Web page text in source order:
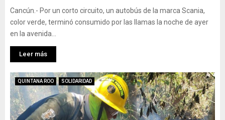
Cancún.- Por un corto circuito, un autobús de la marca Scania,
color verde, terminó consumido por las llamas la noche de ayer
en la avenida...
Leer más
QUINTANA ROO SOLIDARIDAD